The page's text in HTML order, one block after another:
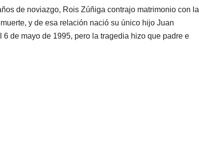
de noviazgo, Rois Zúñiga contrajo matrimonio con la
y de esa relación nació su único hijo Juan
de mayo de 1995, pero la tragedia hizo que padre e